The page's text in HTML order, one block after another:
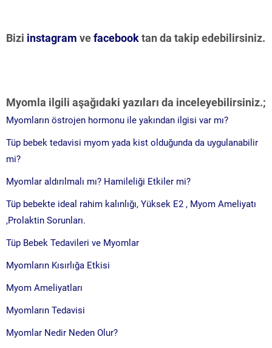
Bizi instagram vefacebooktan da takip edebilirsiniz.
Myomla ilgili aşağıdaki yazıları da inceleyebilirsiniz.;
Myomların östrojen hormonu ile yakından ilgisi var mı?
Tüp bebek tedavisi myom yada kist olduğunda da uygulanabilir
mi?
Myomlar aldırılmalı mı? Hamileliği Etkiler mi?
Tüp bebekte ideal rahim kalınlığı, Yüksek E2 , Myom Ameliyatı
,Prolaktin Sorunları.
Tüp Bebek Tedavileri ve Myomlar
Myomların Kısırlığa Etkisi
Myom Ameliyatları
Myomların Tedavisi
Myomlar Nedir Neden Olur?